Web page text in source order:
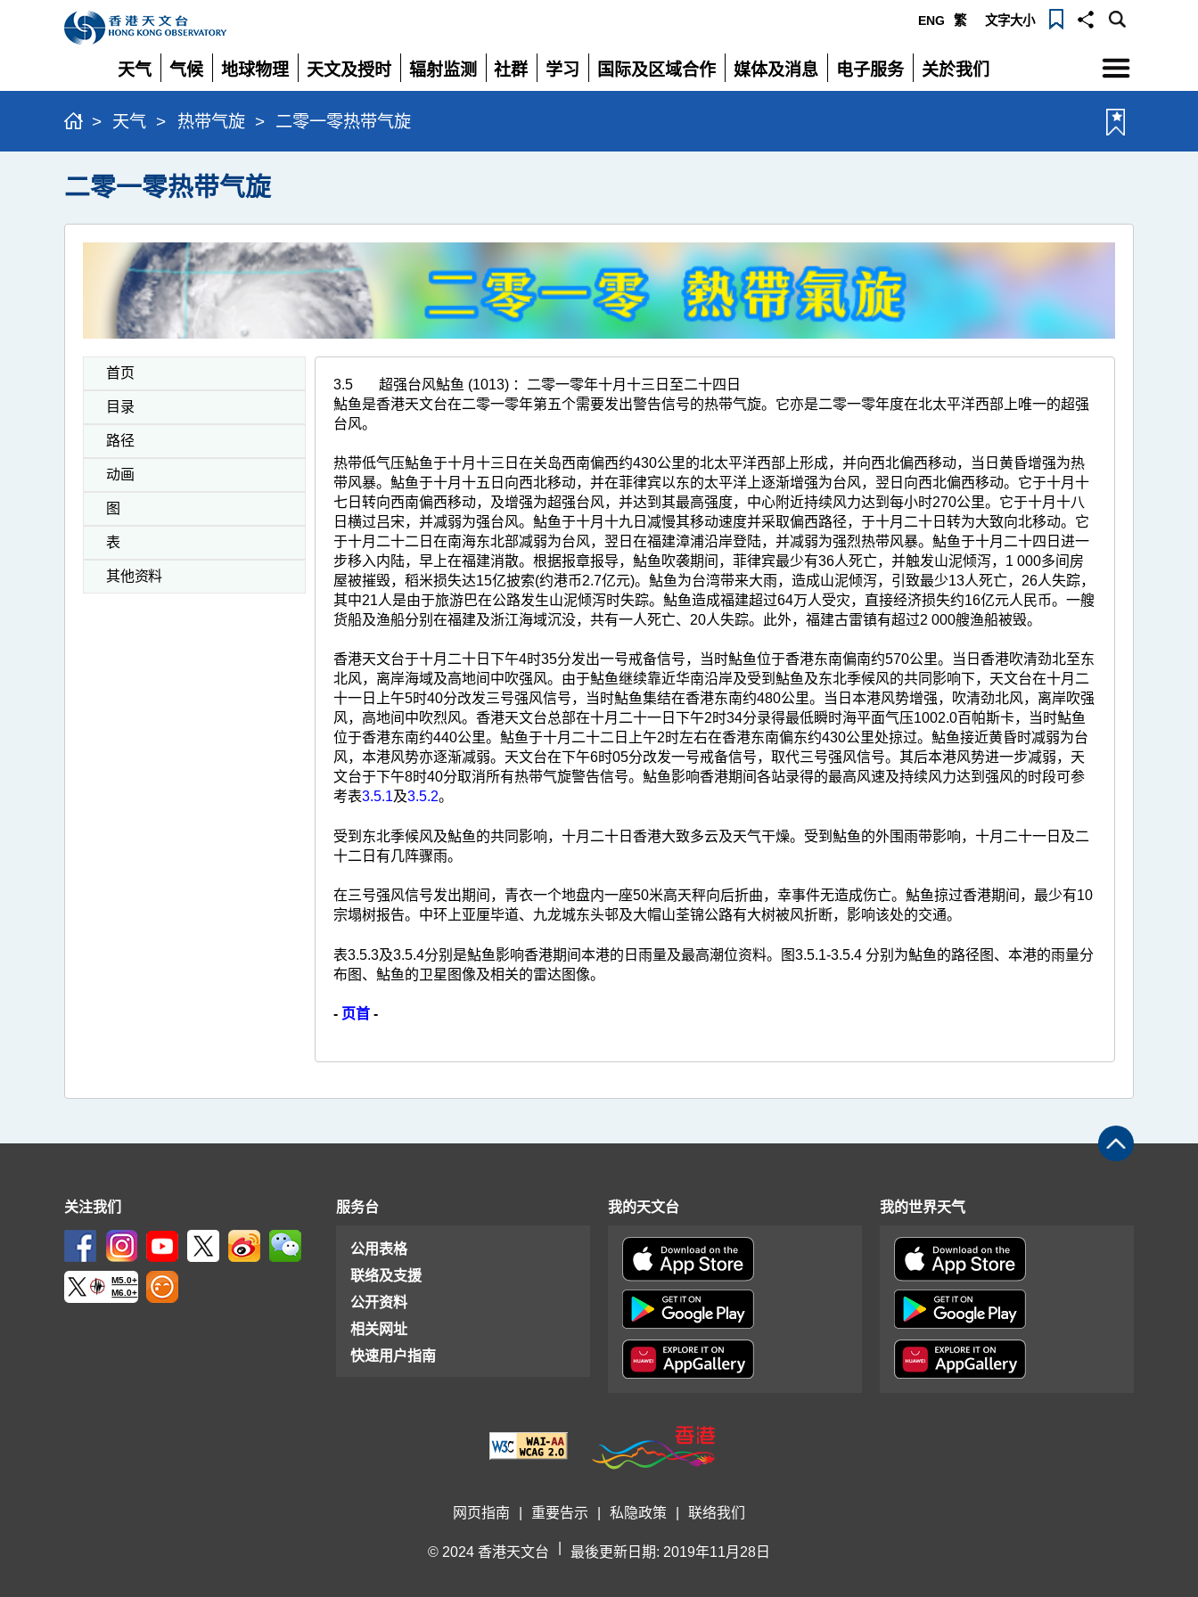
ENG 繁 文字大小
天气
展
开
气候
展
开
地球物理
展
开
天文及授时
展
开
辐射监测
展
开
社群
展
学习
展
国际及区域合作
展
媒体及消息
展
电子服务
展
关於我们
展
选
单
> 天气 > 热带气旋 > 二零一零热带气旋
二零一零热带气旋
首页
目录
路径
动画
图
表
其他资料
3.5
超强台风鮎鱼 (1013) ：二零一零年十月十三日至二十四日
鮎鱼是香港天文台在二零一零年第五个需要发出警告信号的热带气旋。它亦是二零一零年度在北太平洋西部上唯一的超强
台风。
热带低气压鮎鱼于十月十三日在关岛西南偏西约430公里的北太平洋西部上形成，并向西北偏西移动，当日黄昏增强为热
带风暴。鮎鱼于十月十五日向西北移动，并在菲律宾以东的太平洋上逐渐增强为台风，翌日向西北偏西移动。它于十月十
七日转向西南偏西移动，及增强为超强台风，并达到其最高强度，中心附近持续风力达到每小时270公里。它于十月十八
日横过吕宋，并减弱为强台风。鮎鱼于十月十九日减慢其移动速度并采取偏西路径，于十月二十日转为大致向北移动。它
于十月二十二日在南海东北部减弱为台风，翌日在福建漳浦沿岸登陆，并减弱为强烈热带风暴。鮎鱼于十月二十四日进一
步移入内陆，早上在福建消散。根据报章报导，鮎鱼吹袭期间，菲律宾最少有36人死亡，并触发山泥倾泻，1 000多间房
屋被摧毁，稻米损失达15亿披索(约港币2.7亿元)。鮎鱼为台湾带来大雨，造成山泥倾泻，引致最少13人死亡，26人失踪，
其中21人是由于旅游巴在公路发生山泥倾泻时失踪。鮎鱼造成福建超过64万人受灾，直接经济损失约16亿元人民币。一艘
货船及渔船分别在福建及浙江海域沉没，共有一人死亡、20人失踪。此外，福建古雷镇有超过2 000艘渔船被毁。
香港天文台于十月二十日下午4时35分发出一号戒备信号，当时鮎鱼位于香港东南偏南约570公里。当日香港吹清劲北至东
北风，离岸海域及高地间中吹强风。由于鮎鱼继续靠近华南沿岸及受到鮎鱼及东北季候风的共同影响下，天文台在十月二
十一日上午5时40分改发三号强风信号，当时鮎鱼集结在香港东南约480公里。当日本港风势增强，吹清劲北风，离岸吹强
风，高地间中吹烈风。香港天文台总部在十月二十一日下午2时34分录得最低瞬时海平面气压1002.0百帕斯卡，当时鮎鱼
位于香港东南约440公里。鮎鱼于十月二十二日上午2时左右在香港东南偏东约430公里处掠过。鮎鱼接近黄昏时减弱为台
风，本港风势亦逐渐减弱。天文台在下午6时05分改发一号戒备信号，取代三号强风信号。其后本港风势进一步减弱，天
文台于下午8时40分取消所有热带气旋警告信号。鮎鱼影响香港期间各站录得的最高风速及持续风力达到强风的时段可参
考表3.5.1及3.5.2。
受到东北季候风及鮎鱼的共同影响，十月二十日香港大致多云及天气干燥。受到鮎鱼的外围雨带影响，十月二十一日及二
十二日有几阵骤雨。
在三号强风信号发出期间，青衣一个地盘内一座50米高天秤向后折曲，幸事件无造成伤亡。鮎鱼掠过香港期间，最少有10
宗塌树报告。中环上亚厘毕道、九龙城东头邨及大帽山荃锦公路有大树被风折断，影响该处的交通。
表3.5.3及3.5.4分别是鮎鱼影响香港期间本港的日雨量及最高潮位资料。图3.5.1-3.5.4 分别为鮎鱼的路径图、本港的雨量分
布图、鮎鱼的卫星图像及相关的雷达图像。
- 页首 -
关注我们
M5.0+
M6.0+
服务台
公用表格
联络及支援
公开资料
相关网址
快速用户指南
我的天文台 我的世界天气
网页指南 重要告示 私隐政策 联络我们
© 2024 香港天文台 最後更新日期: 2019年11月28日